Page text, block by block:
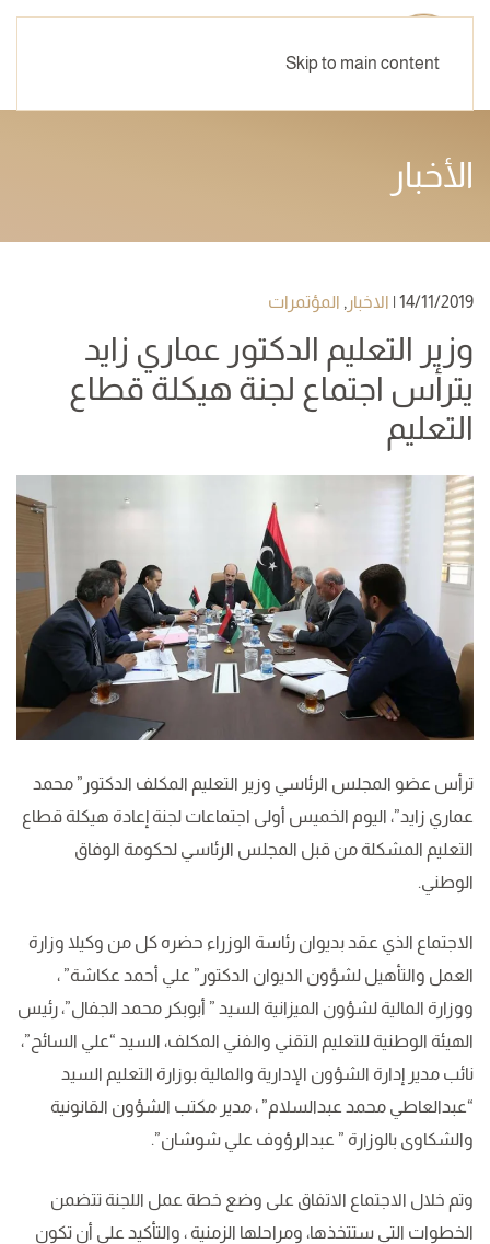
Skip to main content
الأخبار
14/11/2019
| الاخبار , المؤتمرات
وزير التعليم الدكتور عماري زايد
يترأس اجتماع لجنة هيكلة قطاع
التعليم
ترأس عضو المجلس الرئاسي وزير التعليم المكلف الدكتور” محمد
عماري زايد”، اليوم الخميس أولى اجتماعات لجنة إعادة هيكلة قطاع
التعليم المشكلة من قبل المجلس الرئاسي لحكومة الوفاق
الوطني.
الاجتماع الذي عقد بديوان رئاسة الوزراء حضره كل من وكيلا وزارة
العمل والتأهيل لشؤون الديوان الدكتور” علي أحمد عكاشة” ،
ووزارة المالية لشؤون الميزانية السيد ” أبوبكر محمد الجفال”، رئيس
الهيئة الوطنية للتعليم التقني والفني المكلف، السيد “علي السائح”،
نائب مدير إدارة الشؤون الإدارية والمالية بوزارة التعليم السيد
“عبدالعاطي محمد عبدالسلام” ، مدير مكتب الشؤون القانونية
والشكاوى بالوزارة ” عبدالرؤوف علي شوشان”.
وتم خلال الاجتماع الاتفاق على وضع خطة عمل اللجنة تتضمن
الخطوات التي ستتخذها، ومراحلها الزمنية ، والتأكيد على أن تكون